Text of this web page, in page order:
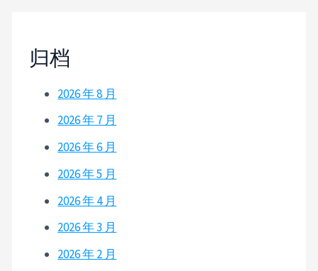
归档
2026 年 8 月
2026 年 7 月
2026 年 6 月
2026 年 5 月
2026 年 4 月
2026 年 3 月
2026 年 2 月